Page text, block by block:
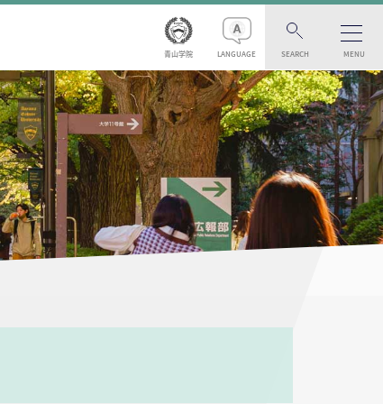
青山学院 LANGUAGE SEARCH MENU